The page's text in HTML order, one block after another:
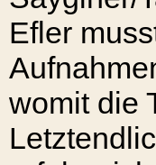
Efler
womit die